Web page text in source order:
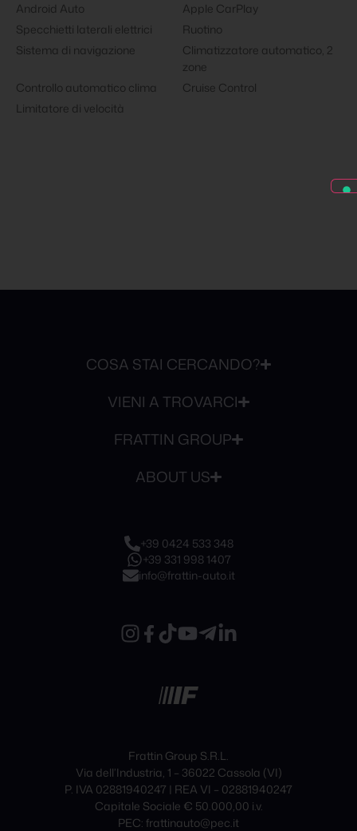
Android Auto
Apple CarPlay
Specchietti laterali elettrici
Ruotino
Sistema di navigazione
Climatizzatore automatico, 2
zone
Controllo automatico clima
Cruise Control
Limitatore di velocità
COSA STAI CERCANDO?
VIENI A TROVARCI
FRATTIN GROUP
ABOUT US
+39 0424 533 348
+39 331 998 1407
info@frattin-auto.it
Frattin Group S.R.L.
Via dell’Industria, 1 – 36022 Cassola (VI)
P. IVA 02881940247 | REA VI – 02881940247
Capitale Sociale € 50.000,00 i.v.
PEC: frattinauto@pec.it